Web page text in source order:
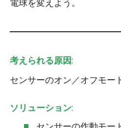
電球を変えよう。
考えられる原因:
センサーのオン／オフモー
ソリューション: